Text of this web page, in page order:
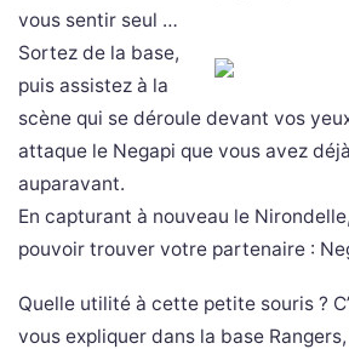
vous sentir seul …
Sortez de la base,
puis assistez à la
scène qui se déroule devant vos
attaque le Negapi que vous avez
auparavant.
En capturant à nouveau le
pouvoir trouver votre partenaire :
Quelle utilité à cette petite souris ?
vous expliquer dans la base